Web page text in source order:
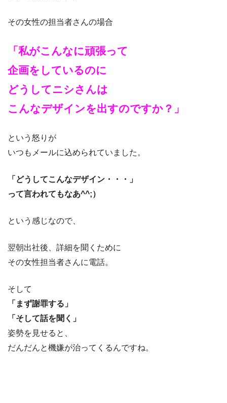
その女性の担当者さんの場合
「私がこんなに頑張って
企画をしているのに
どうしてニシさんは
こんなデザインを出すのですか？」
という怒りが
いつもメールに込められていました。
「どうしてこんなデザイン・・・」
って言われてもなあ^^;）
という感じなので、
翌朝出社後、詳細を聞くために
その女性担当者さんに電話。
そして
「まず謝罪する」
「そして話を聞く」
姿勢を見せると、
だんだんと機嫌が治ってくるんですね。